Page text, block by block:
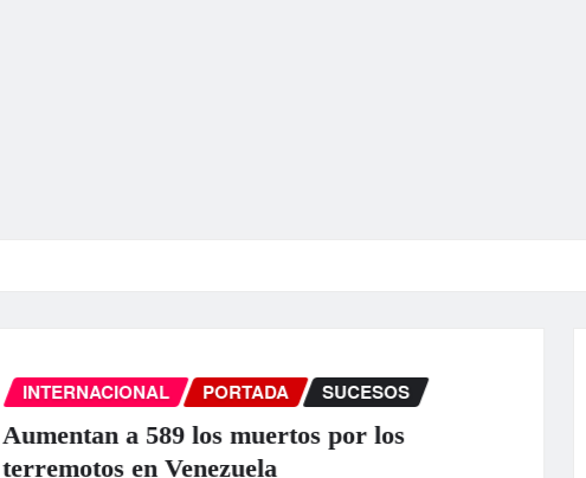
INTERNACIONAL PORTADA SUCESOS
Aumentan a 589 los muertos por los
terremotos en Venezuela